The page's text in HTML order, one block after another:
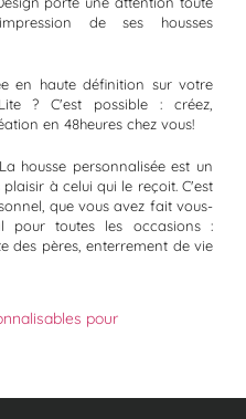
de ses housses
en haute définition sur votre
? C'est possible : créez,
en 48heures chez vous!
housse personnalisée est un
à celui qui le reçoit. C'est
que vous avez fait vous-
pour toutes les occasions :
des pères, enterrement de vie
pour